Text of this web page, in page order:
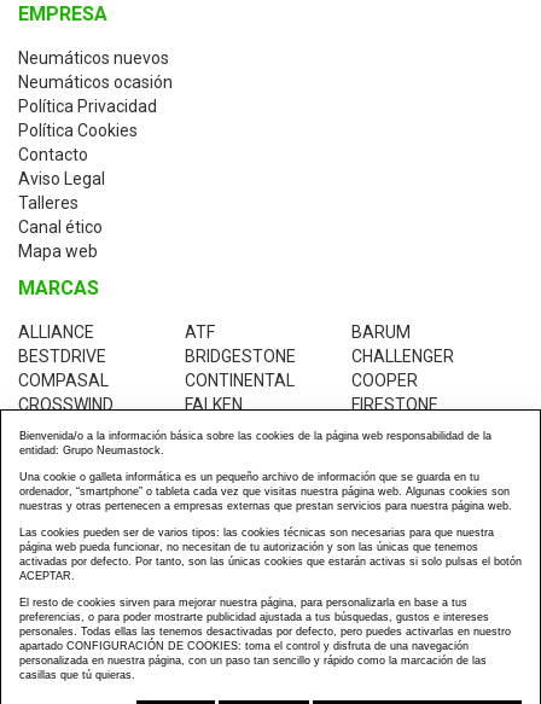
EMPRESA
Neumáticos nuevos
Neumáticos ocasión
Política Privacidad
Política Cookies
Contacto
Aviso Legal
Talleres
Canal ético
Mapa web
MARCAS
ALLIANCE ATF
BARUM
BESTDRIVE
BRIDGESTONE
CHALLENGER
COMPASAL
CONTINENTAL
COOPER
CROSSWIND
FALKEN
FIRESTONE
GALAXY
GOLDEN-CROWN
GOODRIDE
GOODYEAR
JK-TYRES
KABAT
KENDA
KUMHO
MABOR
MICHELIN
PIRELLI
RESTOCK
ROADTRACK
TRANSMATE
TVS-EUROGRIP
UNIROYAL
WESTLAKE
Bienvenida/o a la información básica sobre las cookies de la página web responsabilidad de la
entidad: Grupo Neumastock.
Una cookie o galleta informática es un pequeño archivo de información que se guarda en tu
ordenador, “smartphone” o tableta cada vez que visitas nuestra página web. Algunas cookies son
nuestras y otras pertenecen a empresas externas que prestan servicios para nuestra página web.
Las cookies pueden ser de varios tipos: las cookies técnicas son necesarias para que nuestra
página web pueda funcionar, no necesitan de tu autorización y son las únicas que tenemos
activadas por defecto. Por tanto, son las únicas cookies que estarán activas si solo pulsas el botón
ACEPTAR.
El resto de cookies sirven para mejorar nuestra página, para personalizarla en base a tus
preferencias, o para poder mostrarte publicidad ajustada a tus búsquedas, gustos e intereses
personales. Todas ellas las tenemos desactivadas por defecto, pero puedes activarlas en nuestro
apartado CONFIGURACIÓN DE COOKIES: toma el control y disfruta de una navegación
personalizada en nuestra página, con un paso tan sencillo y rápido como la marcación de las
casillas que tú quieras.